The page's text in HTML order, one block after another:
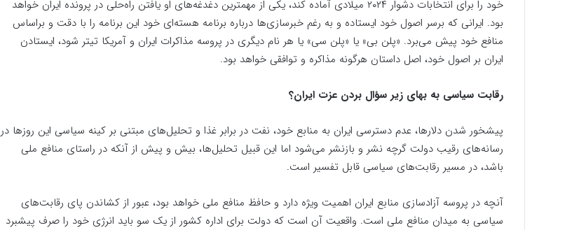
خود را برای انتخابات دشوار ۲۰۲۴ میلادی آماده کند، یکی از مهمترین دغدغه‌های او یافتن راه‌حلی در پرونده ایران خواهد
بود. ایرانی که برسر اصول خود ایستاده و به رغم خبرسازی‌ها درباره برنامه هسته‌ای خود این برنامه را با دقت و براساس
منافع خود پیش می‌برد. «پلن بی» یا «پلن سی» یا هر نام دیگری در پروسه مذاکرات ایران و آمریکا تیتر شود، ایستادن
ایران بر اصول خود، اصل داستان هرگونه مذاکره و توافقی خواهد بود.
رقابت سیاسی به بهای زیر سؤال بردن عزت ایران؟
پیشخور شدن دلارها، عدم دسترسی ایران به منابع خود، نفت در برابر غذا و تحلیل‌های مبتنی بر کینه سیاسی این روزها در
رسانه‌های رقیب دولت گرچه نشر و بازنشر می‌شود اما این قبیل تحلیل‌ها، بیش و پیش از آنکه در راستای منافع ملی
باشد، در مسیر رقابت‌های سیاسی قابل تفسیر است.
آنچه در پروسه آزادسازی منابع ایران اهمیت ویژه دارد و حافظ منافع ملی خواهد بود، عبور از کشاندن پای رقابت‌های
سیاسی به میدان منافع ملی است. واقعیت آن است که دولت برای اداره کشور از یک سو باید انرژی خود را صرف پیشبرد